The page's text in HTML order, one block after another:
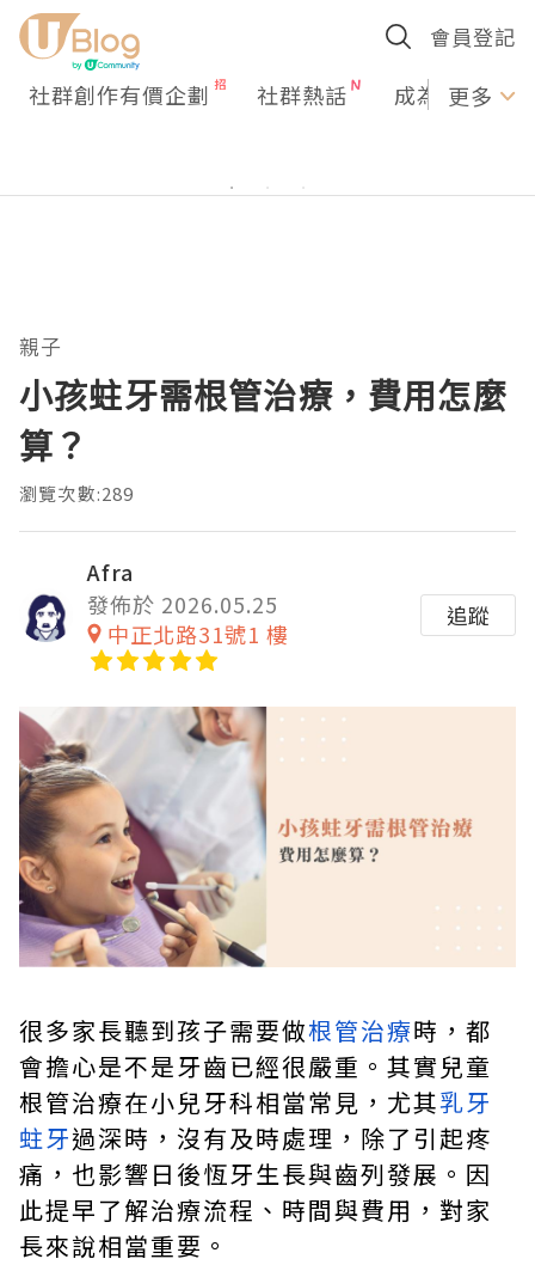
會員登記
社群創作有價企劃 社群熱話 成為U更多
親子
小孩蛀牙需根管治療，費用怎麼
算？
瀏覽次數:289
Afra
發佈於 2026.05.25
中正北路31號1 樓
追蹤
很多家長聽到孩子需要做根管治療時，都
會擔心是不是牙齒已經很嚴重。其實兒童
根管治療在小兒牙科相當常見，尤其乳牙
蛀牙過深時，沒有及時處理，除了引起疼
痛，也影響日後恆牙生長與齒列發展。因
此提早了解治療流程、時間與費用，對家
長來說相當重要。